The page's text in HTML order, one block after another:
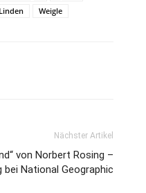
Weigle
Nächster Artikel
von Norbert Rosing –
bei National Geographic